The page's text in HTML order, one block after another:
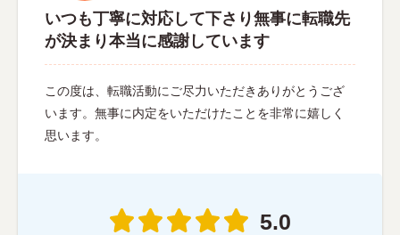
いつも丁寧に対応して下さり無事に転職先
が決まり本当に感謝しています
この度は、転職活動にご尽力いただきありがとうござ
います。無事に内定をいただけたことを非常に嬉しく
思います。
5.0